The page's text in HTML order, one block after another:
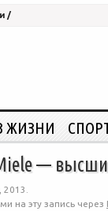
/
ЖИЗНИ
—
на эту запись через